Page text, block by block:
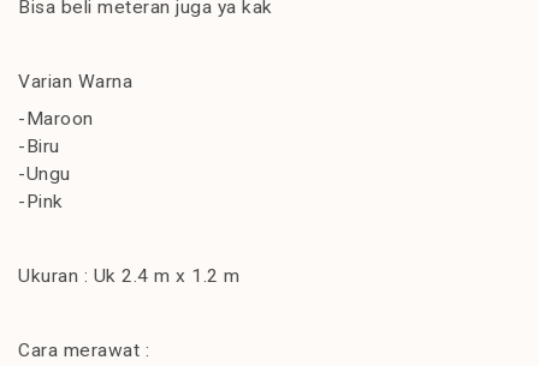
Bisa beli meteran juga ya kak
Varian Warna
-Maroon
-Biru
-Ungu
-Pink
Ukuran : Uk 2.4 m x 1.2 m
Cara merawat :